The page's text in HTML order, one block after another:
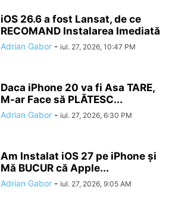
iOS 26.6 a fost Lansat, de ce
RECOMAND Instalarea Imediată
Adrian Gabor - iul. 27, 2026, 10:47 PM
Daca iPhone 20 va fi Asa TARE,
M-ar Face să PLĂTESC...
Adrian Gabor - iul. 27, 2026, 6:30 PM
Am Instalat iOS 27 pe iPhone și
Mă BUCUR că Apple...
Adrian Gabor - iul. 27, 2026, 9:05 AM